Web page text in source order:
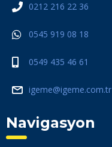
0212 216 22 36
0545 919 08 18
0549 435 46 61
igeme@igeme.com.tr
Navigasyon